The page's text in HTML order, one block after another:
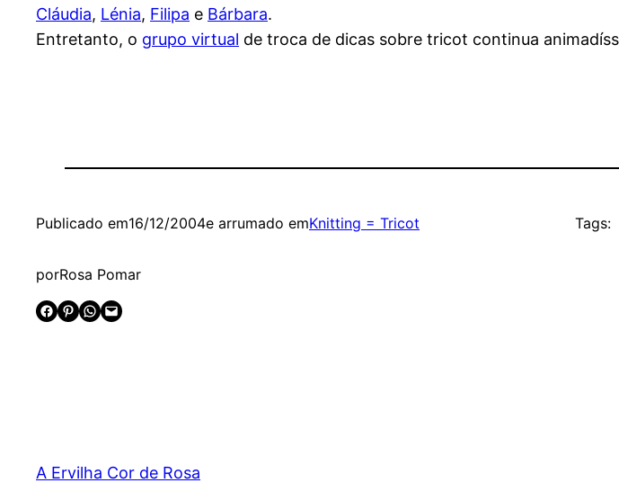
Cláudia, Lénia, Filipa e Bárbara.
Entretanto, o grupo virtual de troca de dicas sobre tricot continua
Publicado em16/12/2004e arrumado emKnitting = Tricot
porRosa Pomar
Share on Facebook
Share on Pinterest Share on WhatsApp Email this Page
Tags:
A Ervilha Cor de Rosa